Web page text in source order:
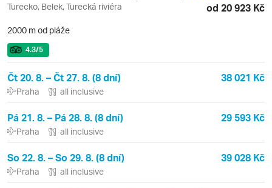
Turecko, Belek, Turecká riviéra od 20 923 Kč
2000 m od pláže
4.3/5
Čt 20. 8. – Čt 27. 8. (8 dní) 38 021 Kč
Praha all inclusive
Pá 21. 8. – Pá 28. 8. (8 dní) 29 593 Kč
Praha all inclusive
So 22. 8. – So 29. 8. (8 dní) 39 028 Kč
Praha all inclusive